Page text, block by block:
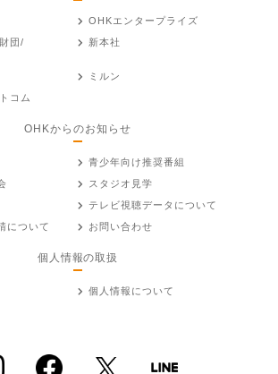
OHKエンタープライズ
団/
新本社
ミルン
コム
OHKからのお知らせ
青少年向け推奨番組
スタジオ見学
テレビ視聴データについて
について
お問い合わせ
個人情報の取扱
個人情報について